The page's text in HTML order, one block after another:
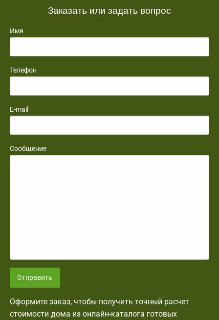
Заказать или задать вопрос
Имя
Телефон
E-mail
Сообщение
Отправить
Оформите заказ, чтобы получить точный расчет
стоимости дома из онлайн-каталога готовых